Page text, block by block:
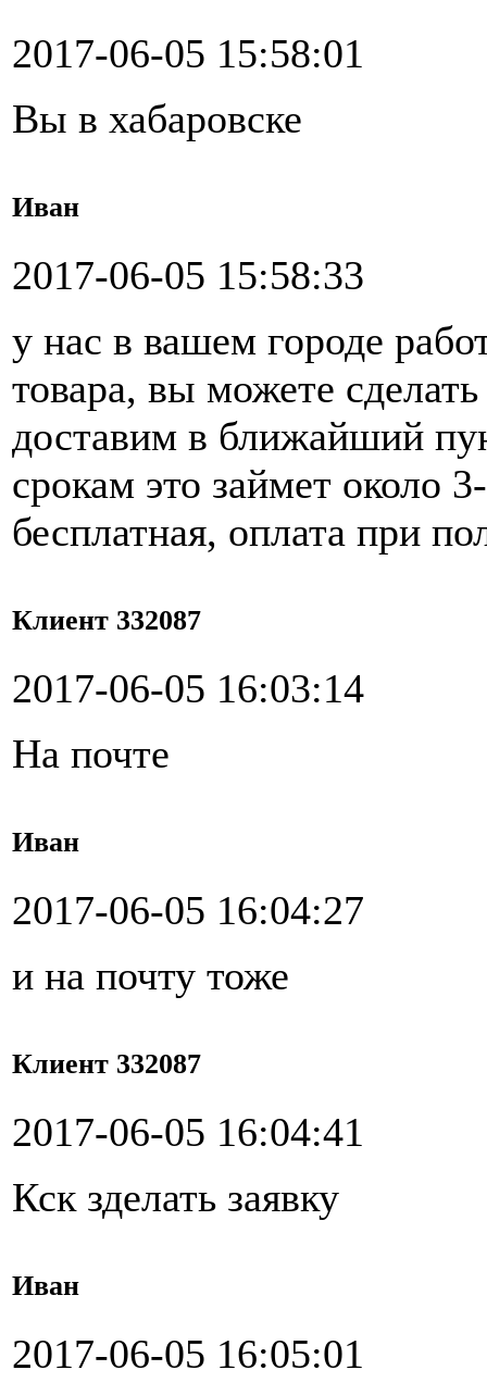
2017-06-05 15:58:01
Вы в хабаровске
Иван
2017-06-05 15:58:33
у нас в вашем городе
товара, вы можете
доставим в ближайший
срокам это займет около
бесплатная, оплата при
Клиент 332087
2017-06-05 16:03:14
На почте
Иван
2017-06-05 16:04:27
и на почту тоже
Клиент 332087
2017-06-05 16:04:41
Кск зделать заявку
Иван
2017-06-05 16:05:01